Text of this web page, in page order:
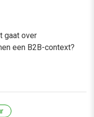
gaat over
een B2B-context?